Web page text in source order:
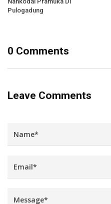
Pulogadung
0 Comments
Leave Comments